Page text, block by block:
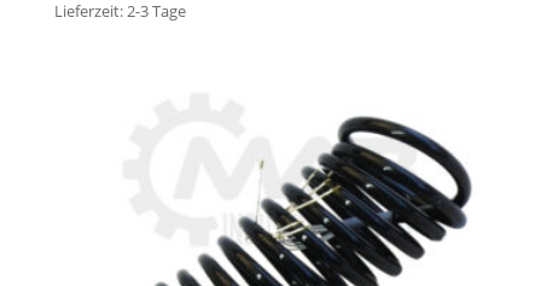
Lieferzeit:2-3 Tage